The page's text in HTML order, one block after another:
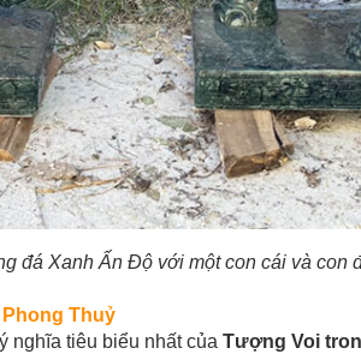
đá Xanh Ấn Độ với một con cái và con
Thuỷ
nghĩa tiêu biểu nhất của Tượng Voi